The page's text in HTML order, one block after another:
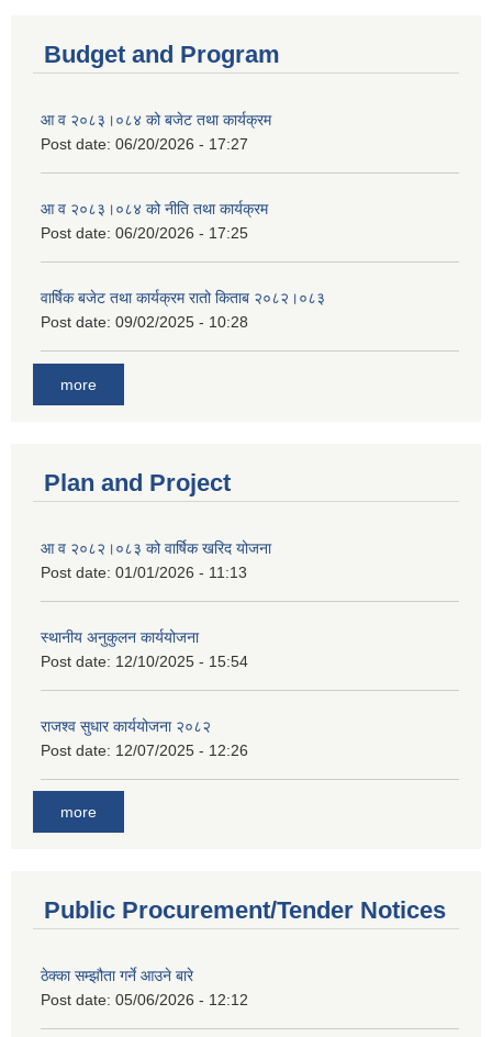
Budget and Program
आ व २०८३।०८४ को बजेट तथा कार्यक्रम
Post date: 06/20/2026 - 17:27
आ व २०८३।०८४ को नीति तथा कार्यक्रम
Post date: 06/20/2026 - 17:25
वार्षिक बजेट तथा कार्यक्रम रातो किताब २०८२।०८३
Post date: 09/02/2025 - 10:28
more
Plan and Project
आ व २०८२।०८३ को वार्षिक खरिद योजना
Post date: 01/01/2026 - 11:13
स्थानीय अनुकुलन कार्ययोजना
Post date: 12/10/2025 - 15:54
राजश्व सुधार कार्ययोजना २०८२
Post date: 12/07/2025 - 12:26
more
Public Procurement/Tender Notices
ठेक्का सम्झौता गर्ने आउने बारे
Post date: 05/06/2026 - 12:12